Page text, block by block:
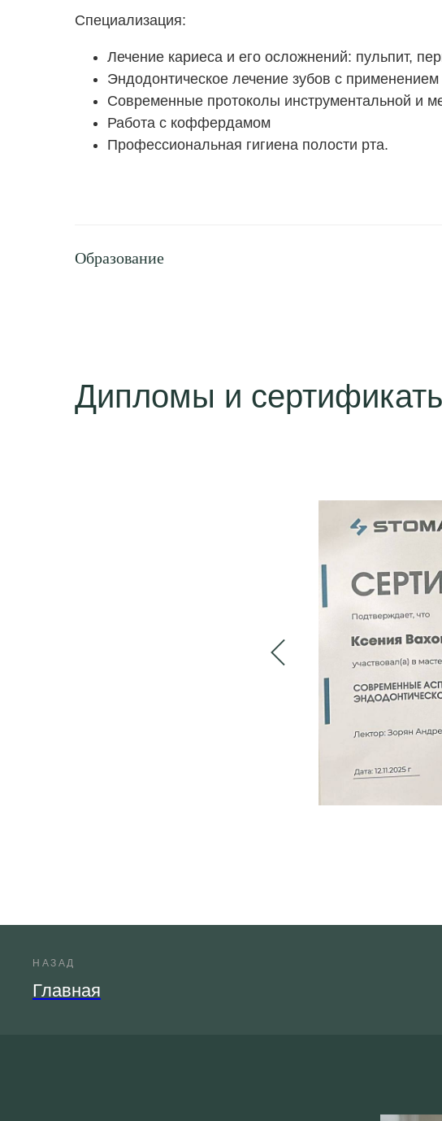
Специализация:
Лечение кариеса и его осложнений: пульпит,
Эндодонтическое лечение зубов с применением
Современные протоколы инструментальной и
Работа с коффердамом
Профессиональная гигиена полости рта.
Образование
Дипломы и
НАЗАД
Главная